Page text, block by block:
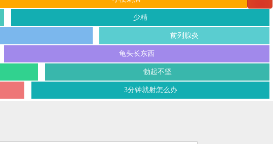
少精
前列腺炎
龟头长东西
勃起不坚
3分钟就射怎么办